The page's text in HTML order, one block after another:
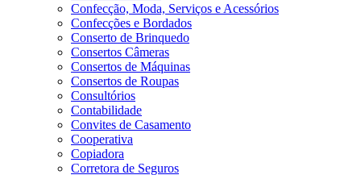
Confecção, Moda, Serviços e Acessórios
Confecções e Bordados
Conserto de Brinquedo
Consertos Câmeras
Consertos de Máquinas
Consertos de Roupas
Consultórios
Contabilidade
Convites de Casamento
Cooperativa
Copiadora
Corretora de Seguros